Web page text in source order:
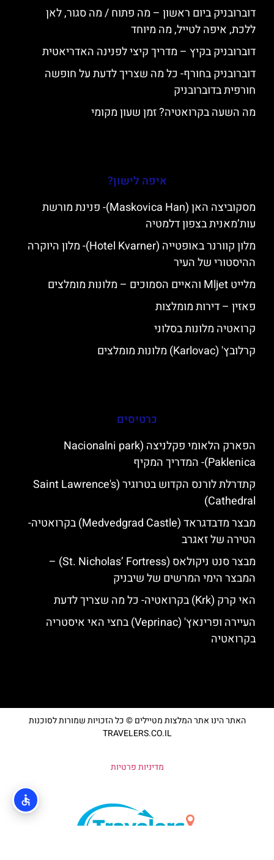
דוברובניק ביום ראשון – מה פתוח / מה סגור, לאן
ללכת, איפה לטייל, מה מיוחד
דוברובניק בקיץ – מדריך קיצי לפנינה האדריאטית
דוברובניק בחורף- כל מה שצריך לדעת על חופשה
חורפית בדוברובניק
מה השעה בקרואטיה? זמן שעון מקומי
איפה לישון?
מסקוביצה האן (Maskovica Han)- פנינת מורשת
עות’מאנית בצפון דלמטיה
מלון קוורנר באופטייה (Hotel Kvarner)- מלון היוקרה
ההיסטורי של העיר
מלייט Mljet והאיים הסמוכים – מלונות מומלצים
פאזין – דירות מומלצות
קרואטיה מלונות בסלוני
קרלובץ' (Karlovac) מלונות מומלצים
כרטיסים
הפארק הלאומי פקלניצה (Nacionalni park
Paklenica)- המדריך המקיף
קתדרלת לורנס הקדוש בטרוגיר (Saint Lawrence's
Cathedral)
מבצר מדבדגראד (Medvedgrad Castle) בקרואטיה-
הטירה של זאגרב
מבצר סנט ניקולאס (St. Nicholas’ Fortress) –
המבצר הימי המרשים של שיבניק
האי קרק (Krk) בקרואטיה- כל מה שצריך לדעת
העיירה ופרינאץ' (Veprinac) בחצי האי איסטריה
בקרואטיה
האתר הינו אתר המלצות מטיילים © כל הזכויות שמורות לסוכנות
TRAVELERS.CO.IL
מדיניות פרטיות